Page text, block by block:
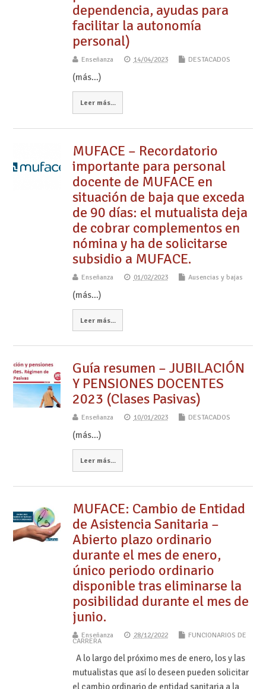
dependencia, ayudas para
facilitar la autonomía
personal)
Enseñanza 14/04/2023 DESTACADOS
(más…)
Leer más...
MUFACE – Recordatorio
importante para personal
docente de MUFACE en
situación de baja que exceda
de 90 días: el mutualista deja
de cobrar complementos en
nómina y ha de solicitarse
subsidio a MUFACE.
Enseñanza 01/02/2023 Ausencias y bajas
(más…)
Leer más...
Guía resumen – JUBILACIÓN
Y PENSIONES DOCENTES
2023 (Clases Pasivas)
Enseñanza 10/01/2023 DESTACADOS
(más…)
Leer más...
MUFACE: Cambio de Entidad
de Asistencia Sanitaria –
Abierto plazo ordinario
durante el mes de enero,
único periodo ordinario
disponible tras eliminarse la
posibilidad durante el mes de
junio.
Enseñanza 28/12/2022 FUNCIONARIOS DE
CARRERA
A lo largo del próximo mes de enero, los y las
mutualistas que así lo deseen pueden solicitar
el cambio ordinario de entidad sanitaria a la